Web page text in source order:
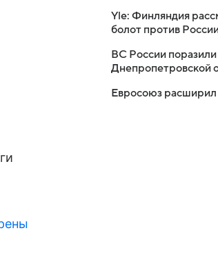
Yle: Финляндия
болот против
ВС России
Днепропетровской
Евросоюз расширил